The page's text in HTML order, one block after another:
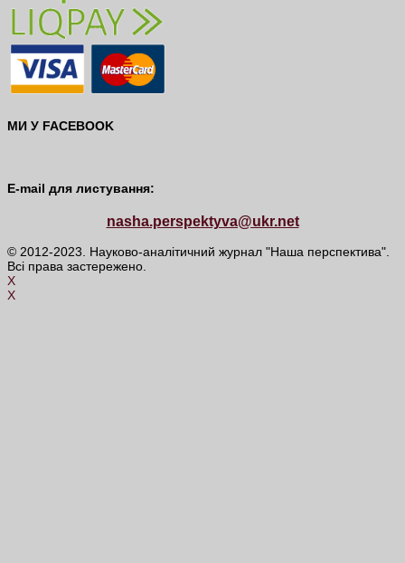
МИ У FACEBOOK
E-mail для листування:
nasha.perspektyva@ukr.net
© 2012-2023. Науково-аналітичний журнал "Наша перспектива".
Всі права застережено.
X
X